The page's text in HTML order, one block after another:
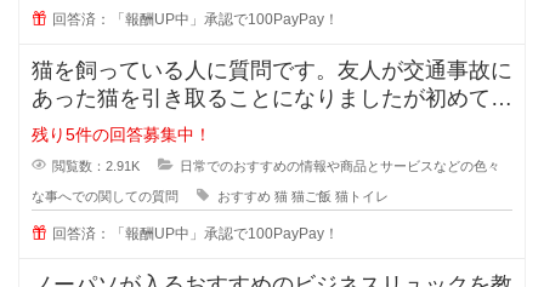
回答済：「報酬UP中」承認で100PayPay！
猫を飼っている人に質問です。友人が交通事故に
あった猫を引き取ることになりましたが初めて猫
を育てることになったそうで、ご飯
残り5件の回答募集中！
閲覧数：2.91K 日常でのおすすめの情報や商品とサービスなどの色々
な事へでの関しての質問 おすすめ 猫 猫ご飯 猫トイレ
回答済：「報酬UP中」承認で100PayPay！